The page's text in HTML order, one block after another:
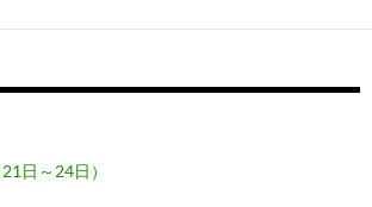
日～24日）